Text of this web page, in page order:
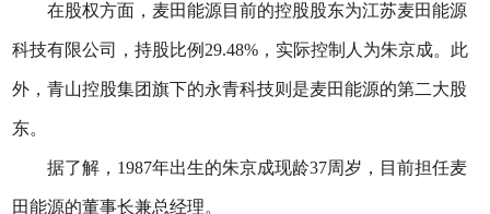
在股权方面，麦田能源目前的控股股东为江苏麦田能源
科技有限公司，持股比例29.48%，实际控制人为朱京成。此
外，青山控股集团旗下的永青科技则是麦田能源的第二大股
东。
据了解，1987年出生的朱京成现龄37周岁，目前担任麦
田能源的董事长兼总经理。